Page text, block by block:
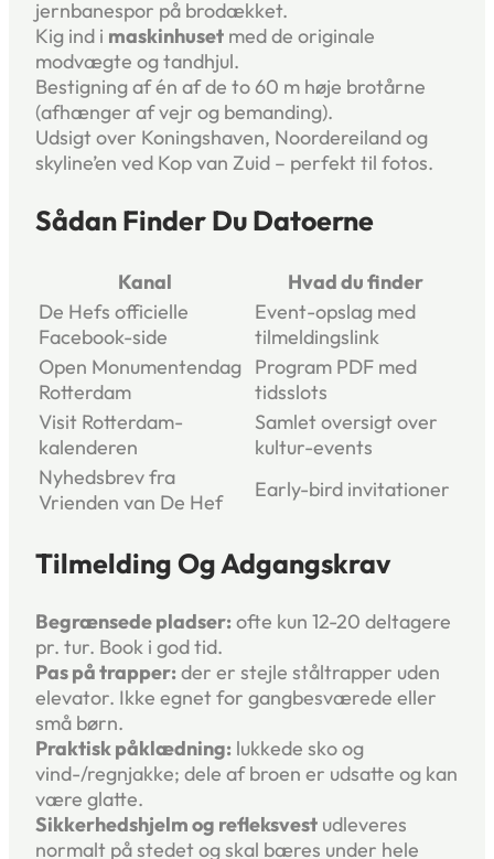
jernbanespor på brodækket.
Kig ind i maskinhuset med de originale
modvægte og tandhjul.
Bestigning af én af de to 60 m høje brotårne
(afhænger af vejr og bemanding).
Udsigt over Koningshaven, Noordereiland og
skyline’en ved Kop van Zuid – perfekt til fotos.
Sådan Finder Du Datoerne
Kanal
Hvad du finder
De Hefs officielle
Facebook-side
Event-opslag med
tilmeldingslink
Open Monumentendag
Rotterdam
Program PDF med
tids­slots
Visit Rotterdam-
kalenderen
Samlet oversigt over
kultur-events
Nyhedsbrev fra
Vrienden van De Hef
Early-bird invitationer
Tilmelding Og Adgangskrav
Begrænsede pladser:ofte kun 12-20 deltagere
pr. tur. Book i god tid.
Pas på trapper:der er stejle ståltrapper uden
elevator. Ikke egnet for gangbesværede eller
små børn.
Praktisk påklædning: lukkede sko og
vind-/regnjakke; dele af broen er udsatte og kan
være glatte.
Sikkerhedshjelm og refleksvest udleveres
normalt på stedet og skal bæres under hele